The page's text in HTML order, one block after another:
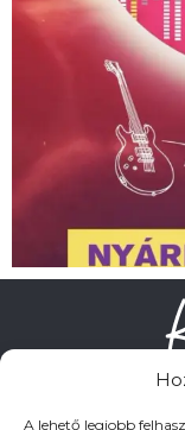
A lehető legjobb